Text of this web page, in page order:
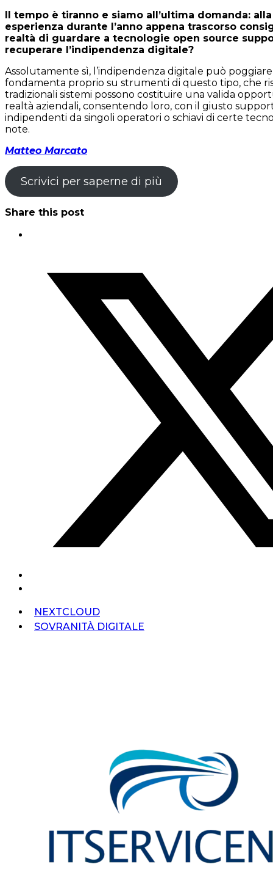
Il tempo è tiranno e siamo all’ultima domanda:
esperienza durante l’anno appena trascorso
realtà di guardare a tecnologie open source
recuperare l’indipendenza digitale?
Assolutamente sì, l’indipendenza digitale può
fondamenta proprio su strumenti di questo tipo, che
tradizionali sistemi possono costituire una valida
realtà aziendali, consentendo loro, con il giusto
indipendenti da singoli operatori o schiavi di certe
note.
Matteo Marcato
Scrivici per saperne di più
Share this post
NEXTCLOUD
SOVRANITÀ DIGITALE